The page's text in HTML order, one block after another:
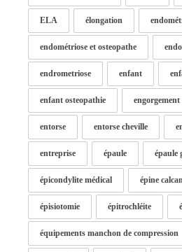
ELA élongation
endométriose et osteopathe
endrometriose enfant
enfant osteopathie engorgement
entorse entorse cheville
entreprise épaule épaule
épicondylite médical épine
épisiotomie épitrochléite
équipements manchon de compression